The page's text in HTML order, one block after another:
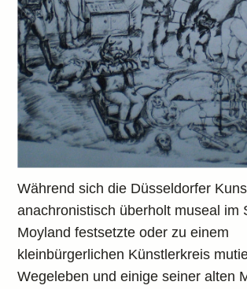
Während sich die Düsseldorfer
anachronistisch überholt museal im
Moyland festsetzte oder zu einem
kleinbürgerlichen Künstlerkreis
Wegeleben und einige seiner alten